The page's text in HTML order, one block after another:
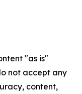
"as is"
not accept any
content,